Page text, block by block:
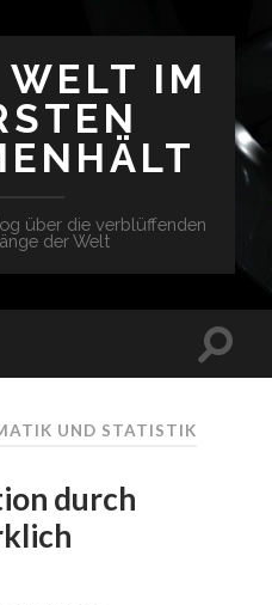
IM
über die verblüffenden
der Welt
UND STATISTIK
durch